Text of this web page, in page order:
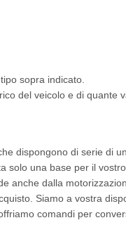
sopra indicato.
del veicolo e di quante
dispongono di serie di
solo una base per il
anche dalla
Siamo a vostra
comandi per